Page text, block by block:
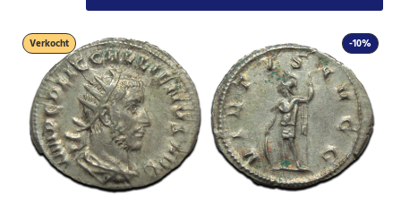
-10%
Verkocht